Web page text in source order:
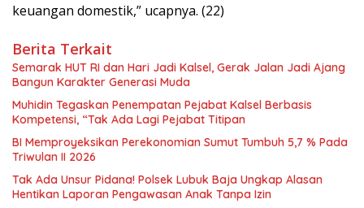
keuangan domestik,” ucapnya. (22)
Berita Terkait
Semarak HUT RI dan Hari Jadi Kalsel, Gerak Jalan Jadi Ajang
Bangun Karakter Generasi Muda
Muhidin Tegaskan Penempatan Pejabat Kalsel Berbasis
Kompetensi, “Tak Ada Lagi Pejabat Titipan
BI Memproyeksikan Perekonomian Sumut Tumbuh 5,7 % Pada
Triwulan II 2026
Tak Ada Unsur Pidana! Polsek Lubuk Baja Ungkap Alasan
Hentikan Laporan Pengawasan Anak Tanpa Izin